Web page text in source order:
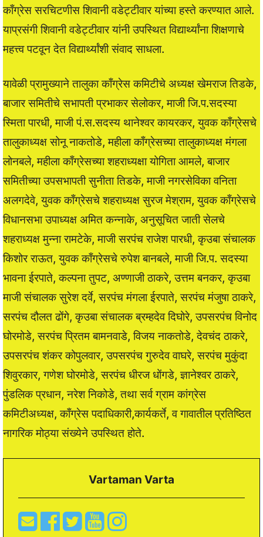
काँग्रेस सरचिटणीस शिवानी वडेट्टीवार यांच्या हस्ते करण्यात आले.
याप्रसंगी शिवानी वडेट्टीवार यांनी उपस्थित विद्यार्थ्यांना शिक्षणाचे
महत्त्व पटवून देत विद्यार्थ्यांशी संवाद साधला.
यावेळी प्रामुख्याने तालुका काँग्रेस कमिटीचे अध्यक्ष खेमराज तिडके,
बाजार समितीचे सभापती प्रभाकर सेलोकर, माजी जि.प.सदस्या
स्मिता पारधी, माजी पं.स.सदस्य थानेश्वर कायरकर, युवक काँग्रेसचे
तालुकाध्यक्ष सोनू नाकतोडे, महीला काँग्रेसच्या तालुकाध्यक्ष मंगला
लोनबले, महीला काँग्रेसच्या शहराध्यक्षा योगिता आमले, बाजार
समितीच्या उपसभापती सुनीता तिडके, माजी नगरसेविका वनिता
अलगदेवे, युवक काँग्रेसचे शहराध्यक्ष सुरज मेश्राम, युवक काँग्रेसचे
विधानसभा उपाध्यक्ष अमित कन्नाके, अनुसूचित जाती सेलचे
शहराध्यक्ष मुन्ना रामटेके, माजी सरपंच राजेश पारधी, कृउबा संचालक
किशोर राऊत, युवक काँग्रेसचे रुपेश बानबले, माजी जि.प. सदस्या
भावना ईरपाते, कल्पना तुपट, अण्णाजी ठाकरे, उत्तम बनकर, कृउबा
माजी संचालक सुरेश दर्वे, सरपंच मंगला ईरपाते, सरपंच मंजुषा ठाकरे,
सरपंच दौलत ढोंगे, कृउबा संचालक ब्रम्हदेव दिघोरे, उपसरपंच विनोद
घोरमोडे, सरपंच प्रितम बामनवाडे, विजय नाकतोडे, देवचंद ठाकरे,
उपसरपंच शंकर कोपुलवार, उपसरपंच गुरुदेव वाघरे, सरपंच मुकुंदा
शिवुरकार, गणेश घोरमोडे, सरपंच धीरज धोंगडे, ज्ञानेश्वर ठाकरे,
पुंडलिक प्रधान, नरेश निकोडे, तथा सर्व ग्राम कांग्रेस
कमिटीअध्यक्ष, काँग्रेस पदाधिकारी,कार्यकर्ते, व गावातील प्रतिष्ठित
नागरिक मोठ्या संख्येने उपस्थित होते.
Vartaman Varta